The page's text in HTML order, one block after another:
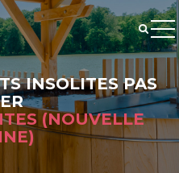
INSOLITES PAS
(NOUVELLE